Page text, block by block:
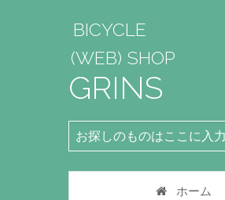
BICYCLE
(WEB) SHOP
GRINS
ホーム